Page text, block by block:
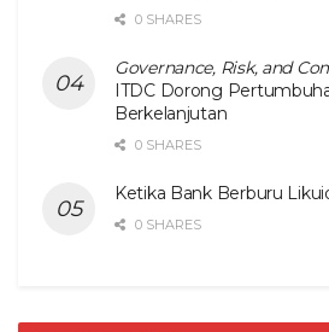
0 SHARES
Governance, Risk, and
ITDC Dorong
Berkelanjutan
0 SHARES
Ketika Bank Berburu
0 SHARES